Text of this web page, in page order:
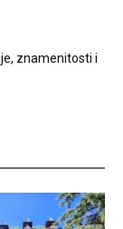
znamenitosti i